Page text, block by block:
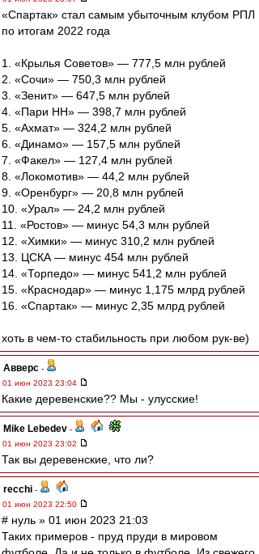
«Спартак» стал самым убыточным клубом РПЛ
по итогам 2022 года
1. «Крылья Советов» — 777,5 млн рублей
2. «Сочи» — 750,3 млн рублей
3. «Зенит» — 647,5 млн рублей
4. «Пари НН» — 398,7 млн рублей
5. «Ахмат» — 324,2 млн рублей
6. «Динамо» — 157,5 млн рублей
7. «Факел» — 127,4 млн рублей
8. «Локомотив» — 44,2 млн рублей
9. «Оренбург» — 20,8 млн рублей
10. «Урал» — 24,2 млн рублей
11. «Ростов» — минус 54,3 млн рублей
12. «Химки» — минус 310,2 млн рублей
13. ЦСКА — минус 454 млн рублей
14. «Торпедо» — минус 541,2 млн рублей
15. «Краснодар» — минус 1,175 млрд рублей
16. «Спартак» — минус 2,35 млрд рублей
хоть в чем-то стабильность при любом рук-ве)
Авверс -
01 июн 2023 23:04
Какие деревенские?? Мы - улусские!
Mike Lebedev -
01 июн 2023 23:02
Так вы деревенские, что ли?
recchi -
01 июн 2023 22:50
# нуль » 01 июн 2023 21:03
Таких примеров - пруд пруди в мировом